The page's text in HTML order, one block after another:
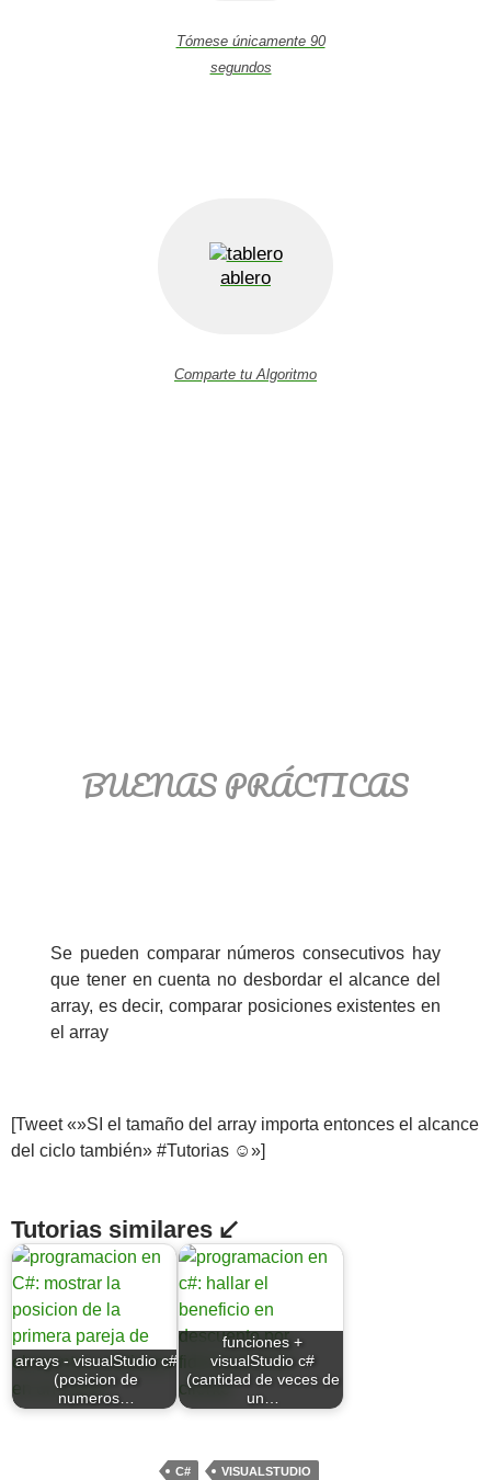
Tómese únicamente 90
segundos
ablero
Comparte tu Algoritmo
BUENAS PRÁCTICAS
Se pueden comparar números consecutivos hay
que tener en cuenta no desbordar el alcance del
array, es decir, comparar posiciones existentes en
el array
[Tweet «»SI el tamaño del array importa entonces el alcance
del ciclo también» #Tutorias ☺»]
Tutorias similares ↙
arrays - visualStudio c#
(posicion de
numeros…
funciones +
visualStudio c#
(cantidad de veces de
un…
C# VISUALSTUDIO